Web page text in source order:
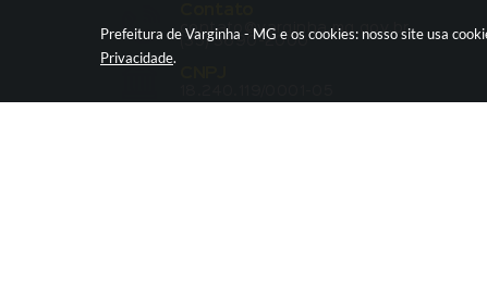
Prefeitura de Varginha - MG e os cookies: nosso site usa
Privacidade.
contato@varginha.mg.gov.br
(35) 3690-2000